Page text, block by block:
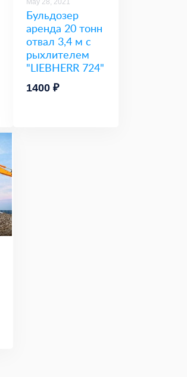
May 28, 2021
Бульдозер
аренда 20 тонн
отвал 3,4 м с
рыхлителем
"LIEBHERR 724"
1400 ₽